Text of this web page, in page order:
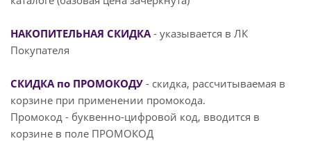
НАКОПИТЕЛЬНАЯ СКИДКА- указывается в ЛК
Покупателя
СКИДКА по ПРОМОКОДУ - скидка, рассчитываемая в
корзине при применении промокода.
Промокод - буквенно-цифровой код, вводится в
корзине в поле ПРОМОКОД